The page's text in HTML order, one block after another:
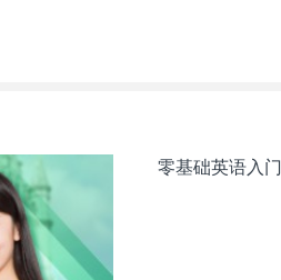
零基础英语入门